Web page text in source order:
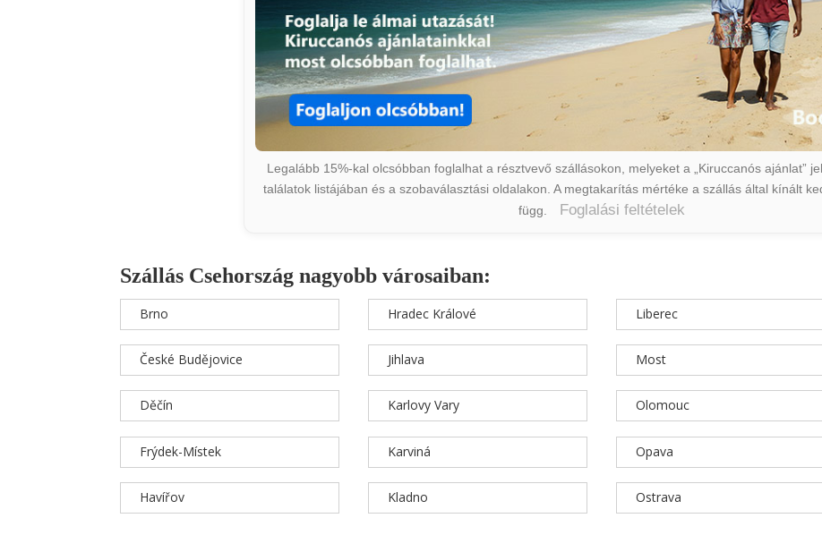
Legalább 15%-kal olcsóbban foglalhat a résztvevő szállásokon, melyeket a „Kiruccanós ajánlat”
találatok listájában és a szobaválasztási oldalakon. A megtakarítás mértéke a szállás által kínált
függ.
Foglalási feltételek
Szállás Csehország nagyobb városaiban:
Brno
České Budějovice
Děčín
Frýdek-Místek
Havířov
Hradec Králové
Jihlava
Karlovy Vary
Karviná
Kladno
Liberec
Most
Olomouc
Opava
Ostrava